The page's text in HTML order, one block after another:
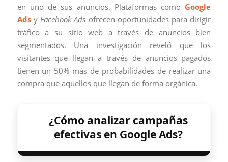
en uno de sus anuncios. Plataformas como Google
AdsyFacebook Ads ofrecen oportunidades para dirigir
tráfico a su sitio web a través de anuncios bien
segmentados. Una investigación reveló que los
visitantes que llegan a través de anuncios pagados
tienen un 50% más de probabilidades de realizar una
compra que aquellos que llegan de forma orgánica.
¿Cómo analizar campañas
efectivas en Google Ads?